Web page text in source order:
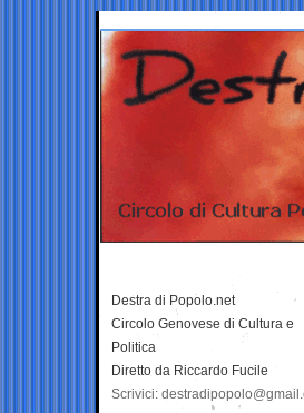
Destra di Popolo.net
Circolo Genovese di Cultura e
Politica
Diretto da Riccardo Fucile
Scrivici: